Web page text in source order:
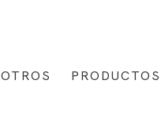
PRODUCTOS